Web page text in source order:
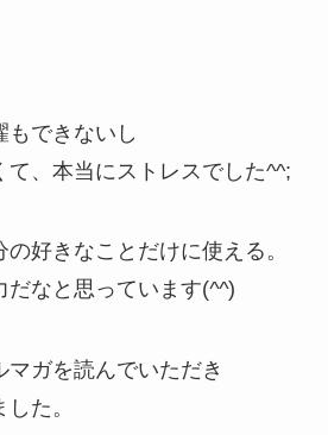
もできないし
て、本当にストレスでした^^;
好きなことだけに使える。
だなと思っています(^^)
ガを読んでいただき
た。